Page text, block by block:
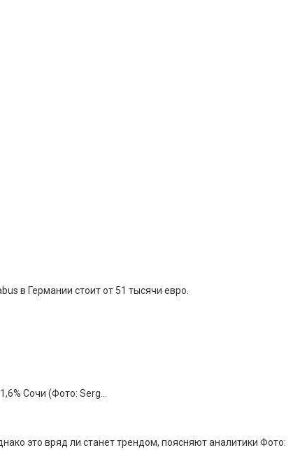
в Германии стоит от 51 тысячи евро.
Сочи (Фото: Serg…
это вряд ли станет трендом, поясняют аналитики Фото: